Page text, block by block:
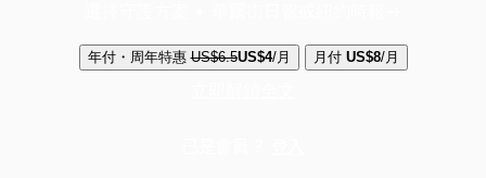
年付・周年特惠 US$6.5US$4/月 月付 US$8/月